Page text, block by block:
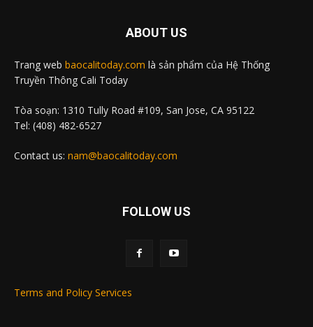
ABOUT US
Trang web baocalitoday.com là sản phẩm của Hệ Thống
Truyền Thông Cali Today
Tòa soạn: 1310 Tully Road #109, San Jose, CA 95122
Tel: (408) 482-6527
Contact us: nam@baocalitoday.com
FOLLOW US
Terms and Policy Services